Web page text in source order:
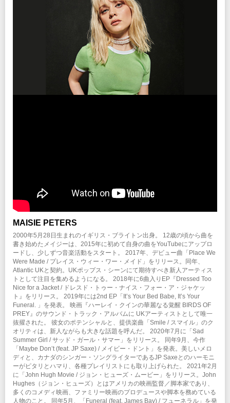
MAISIE PETERS
2000年5月28日生まれのイギリス・ブライトン出身。 12歳の頃から曲を
書き始めたメイジーは、2015年に初めて自身の曲をYouTubeにアップロ
ードし、少しずつ音楽活動をスタート。 2017年、デビュー曲「Place We
Were Made / プレイス・ウィー・ワー・メイド」をリリース。同年、
Atlantic UKと契約。UKポップス・シーンにて期待すべき新人アーティス
トとして注目を集めるようになる。 2018年に6曲入りEP『Dressed Too
Nice for a Jacket / ドレスド・トゥー・ナイス・フォー・ア・ジャケッ
ト』をリリース。 2019年には2nd EP「It’s Your Bed Babe, It’s Your
Funeral. 」を発表。 映画『ハーレイ・クインの華麗なる覚醒 BIRDS OF
PREY』のサウンド・トラック・アルバムに UKアーティストとして唯一
抜擢された。 彼女のポテンシャルと、提供楽曲「Smile / スマイル」のク
オリティは、新人ながらも大きな話題を呼んだ。 2020年7月に「Sad
Summer Girl / サッド・ガール・サマー」をリリース。 同年9月、今作
「Maybe Don’t (feat. JP Saxe) / メイビー・ドント」を発表。美しいメロ
ディと、カナダのシンガー・ソングライターであるJP Saxeとのハーモニ
ーがピタリとハマり、各種プレイリストにも取り上げられた。 2021年2月
に「John Hugh Movie / ジョン・ヒューズ・ムービー」をリリース。John
Hughes（ジョン・ヒューズ）とはアメリカの映画監督／脚本家であり、
多くのコメディ映画、ファミリー映画のプロデュースや脚本を務めている
人物のこと。 同年5月、「Funeral (feat. James Bay) / フューネラル」を発